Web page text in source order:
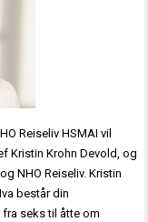
Reiseliv HSMAI vil
Kristin Krohn Devold, og
NHO Reiseliv. Kristin
består din
seks til åtte om